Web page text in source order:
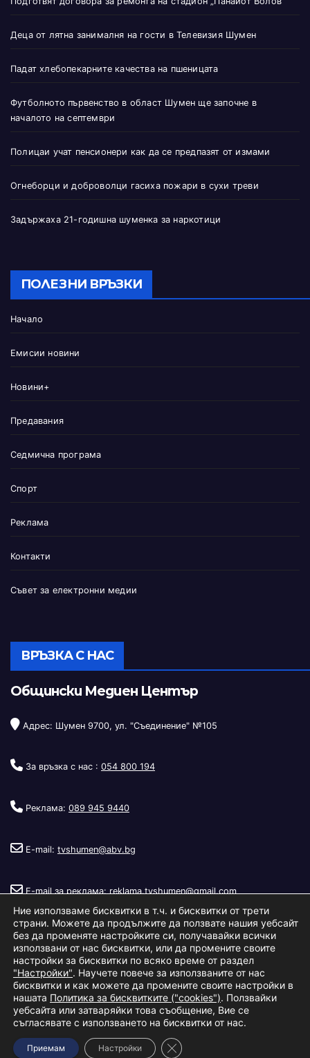
Деца от лятна занималня на гости в Телевизия Шумен
Падат хлебопекарните качества на пшеницата
Футболното първенство в област Шумен ще започне в
началото на септември
Полицаи учат пенсионери как да се предпазят от измами
Огнеборци и доброволци гасиха пожари в сухи треви
Задържаха 21-годишна шуменка за наркотици
ПОЛЕЗНИ ВРЪЗКИ
Начало
Емисии новини
Новини+
Предавания
Седмична програма
Спорт
Реклама
Контакти
Съвет за електронни медии
ВРЪЗКА С НАС
Общински Медиен Център
Адрес: Шумен 9700, ул. "Съединение" №105
За връзка с нас : 054 800 194
Реклама: 089 945 9440
E-mail: tvshumen@abv.bg
E-mail за реклама: reklama.tvshumen@gmail.com
Copyright © 2026Телевизия Шумен.|Изработка: S.I.T Solutions
Ltd.
За насРекламаУсловия за ползване
Политика за бисквитки
Ние използваме бисквитки в т.ч. и бисквитки от трети
страни. Можете да продължите да ползвате нашия уебсайт
без да променяте настройките си, получавайки всички
използвани от нас бисквитки, или да промените своите
настройки за бисквитки по всяко време от раздел
"Настройки". Научете повече за използваните от нас
бисквитки и как можете да промените своите настройки в
нашата Политика за бисквитките ("cookies"). Ползвайки
уебсайта или затваряйки това съобщение, Вие се
съгласявате с използването на бисквитки от нас.
Приемам Настройки Close GDPR Cookie Banner